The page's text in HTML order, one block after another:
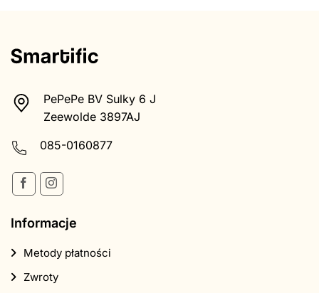
PePePe BV Sulky 6 J
Zeewolde 3897AJ
085-0160877
Informacje
Metody płatności
Zwroty